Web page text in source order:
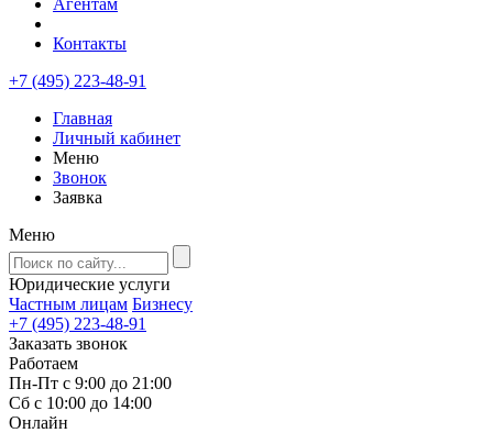
Агентам
Контакты
+7 (495) 223-48-91
Главная
Личный кабинет
Меню
Звонок
Заявка
Меню
Юридические услуги
Частным лицам Бизнесу
+7 (495) 223-48-91
Заказать звонок
Работаем
Пн-Пт с 9:00 до 21:00
Сб с 10:00 до 14:00
Онлайн